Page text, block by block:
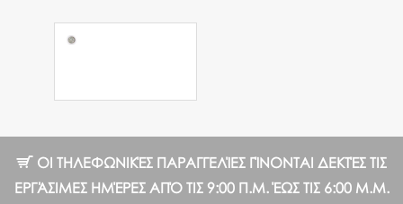
ΟΙ ΤΗΛΕΦΩΝΙΚΈΣ ΠΑΡΑΓΓΕΛΊΕΣ ΓΊΝΟΝΤΑΙ ΔΕΚΤΈΣ ΤΙΣ
ΕΡΓΆΣΙΜΕΣ ΗΜΈΡΕΣ ΑΠΌ ΤΙΣ 9:00 Π.Μ. ΈΩΣ ΤΙΣ 6:00 Μ.Μ.